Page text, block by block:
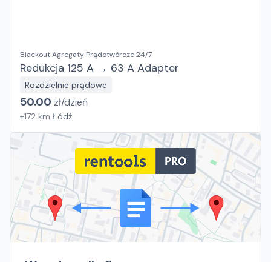
Blackout Agregaty Prądotwórcze 24/7
Redukcja 125 A → 63 A Adapter
Rozdzielnie prądowe
50.00 zł/dzień
+172 km Łódź